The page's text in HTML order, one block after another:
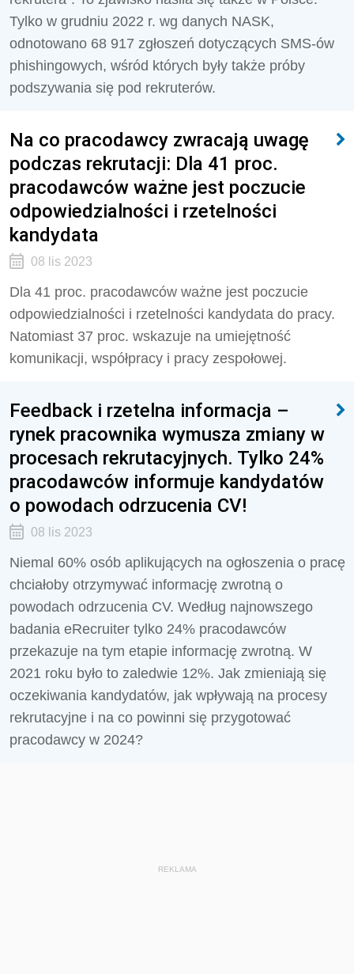
Tylko w grudniu 2022 r. wg danych NASK,
odnotowano 68 917 zgłoszeń dotyczących SMS-ów
phishingowych, wśród których były także próby
podszywania się pod rekruterów.
Na co pracodawcy zwracają uwagę
podczas rekrutacji: Dla 41 proc.
pracodawców ważne jest poczucie
odpowiedzialności i rzetelności
kandydata
08 lis 2023
Dla 41 proc. pracodawców ważne jest poczucie
odpowiedzialności i rzetelności kandydata do pracy.
Natomiast 37 proc. wskazuje na umiejętność
komunikacji, współpracy i pracy zespołowej.
Feedback i rzetelna informacja –
rynek pracownika wymusza zmiany w
procesach rekrutacyjnych. Tylko 24%
pracodawców informuje kandydatów
o powodach odrzucenia CV!
08 lis 2023
Niemal 60% osób aplikujących na ogłoszenia o pracę
chciałoby otrzymywać informację zwrotną o
powodach odrzucenia CV. Według najnowszego
badania eRecruiter tylko 24% pracodawców
przekazuje na tym etapie informację zwrotną. W
2021 roku było to zaledwie 12%. Jak zmieniają się
oczekiwania kandydatów, jak wpływają na procesy
rekrutacyjne i na co powinni się przygotować
pracodawcy w 2024?
REKLAMA